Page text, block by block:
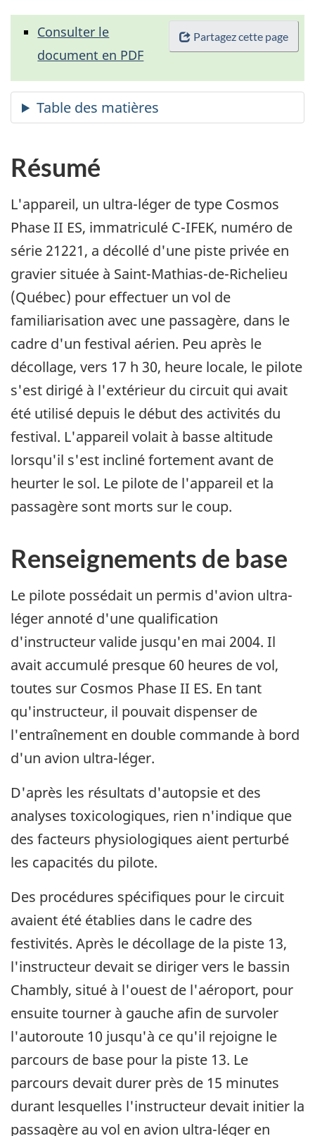
Partagez cette page
Consulter le
document en PDF
Résumé
L'appareil, un ultra-léger de type Cosmos
Phase II ES, immatriculé C-IFEK, numéro de
série 21221, a décollé d'une piste privée en
gravier située à Saint-Mathias-de-Richelieu
(Québec) pour effectuer un vol de
familiarisation avec une passagère, dans le
cadre d'un festival aérien. Peu après le
décollage, vers 17 h 30, heure locale, le pilote
s'est dirigé à l'extérieur du circuit qui avait
été utilisé depuis le début des activités du
festival. L'appareil volait à basse altitude
lorsqu'il s'est incliné fortement avant de
heurter le sol. Le pilote de l'appareil et la
passagère sont morts sur le coup.
Renseignements de base
Le pilote possédait un permis d'avion ultra-
léger annoté d'une qualification
d'instructeur valide jusqu'en mai 2004. Il
avait accumulé presque 60 heures de vol,
toutes sur Cosmos Phase II ES. En tant
qu'instructeur, il pouvait dispenser de
l'entraînement en double commande à bord
d'un avion ultra-léger.
D'après les résultats d'autopsie et des
analyses toxicologiques, rien n'indique que
des facteurs physiologiques aient perturbé
les capacités du pilote.
Des procédures spécifiques pour le circuit
avaient été établies dans le cadre des
festivités. Après le décollage de la piste 13,
l'instructeur devait se diriger vers le bassin
Chambly, situé à l'ouest de l'aéroport, pour
ensuite tourner à gauche afin de survoler
l'autoroute 10 jusqu'à ce qu'il rejoigne le
parcours de base pour la piste 13. Le
parcours devait durer près de 15 minutes
durant lesquelles l'instructeur devait initier la
passagère au vol en avion ultra-léger en